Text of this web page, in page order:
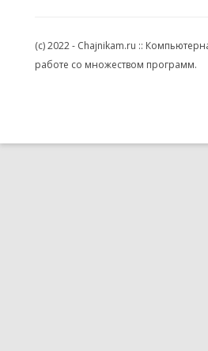
(c) 2022 - Chajnikam.ru ::
работе со множеством программ.